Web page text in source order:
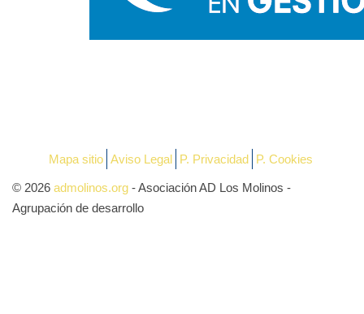
Mapa sitio Aviso Legal P. Privacidad P. Cookies
© 2026 admolinos.org - Asociación AD Los Molinos -
Agrupación de desarrollo